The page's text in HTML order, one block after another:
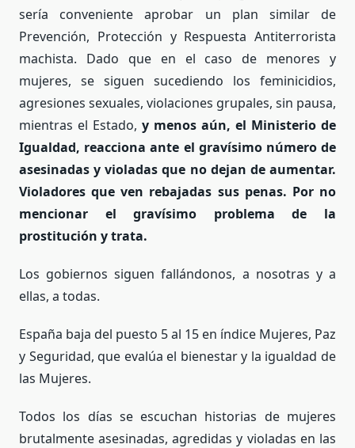
sería conveniente aprobar un plan similar de
Prevención, Protección y Respuesta Antiterrorista
machista. Dado que en el caso de menores y
mujeres, se siguen sucediendo los feminicidios,
agresiones sexuales, violaciones grupales, sin pausa,
mientras el Estado, y menos aún, el Ministerio de
Igualdad, reacciona ante el gravísimo número de
asesinadas y violadas que no dejan de aumentar.
Violadores que ven rebajadas sus penas. Por no
mencionar el gravísimo problema de la
prostitución y trata.
Los gobiernos siguen fallándonos, a nosotras y a
ellas, a todas.
España baja del puesto 5 al 15 en índice Mujeres, Paz
y Seguridad, que evalúa el bienestar y la igualdad de
las Mujeres.
Todos los días se escuchan historias de mujeres
brutalmente asesinadas, agredidas y violadas en las